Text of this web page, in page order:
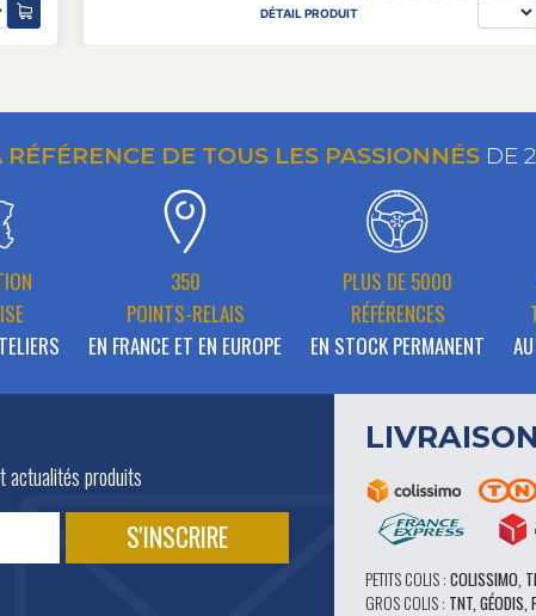
DÉTAIL PRODUIT
RÉFÉRENCE DE TOUS LES PASSIONNÉS DE
350
POINTS-RELAIS
EN FRANCE ET EN EUROPE
PLUS DE 5000
RÉFÉRENCES
EN STOCK PERMANENT
actualités produits
LIVRAISON
PETITS COLIS : COLISSIMO,
GROS COLIS : TNT, GÉODIS,